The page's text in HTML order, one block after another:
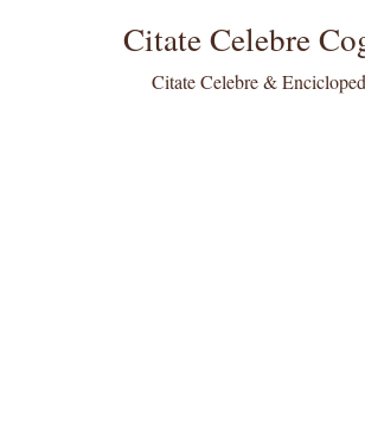
Citate Celebre
Citate Celebre &